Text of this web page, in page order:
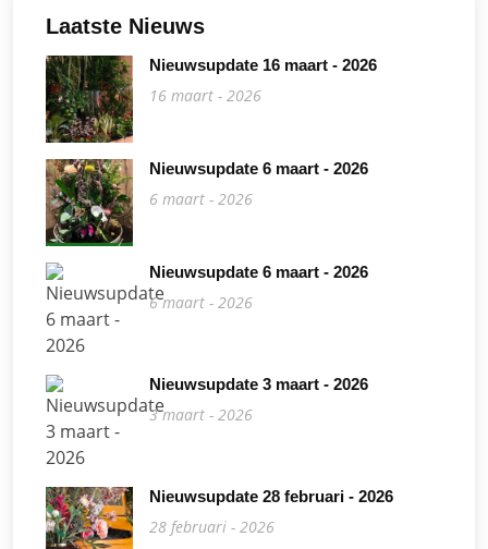
Laatste Nieuws
Nieuwsupdate 16 maart - 2026
16 maart - 2026
Nieuwsupdate 6 maart - 2026
6 maart - 2026
Nieuwsupdate 6 maart - 2026
6 maart - 2026
Nieuwsupdate 3 maart - 2026
3 maart - 2026
Nieuwsupdate 28 februari - 2026
28 februari - 2026